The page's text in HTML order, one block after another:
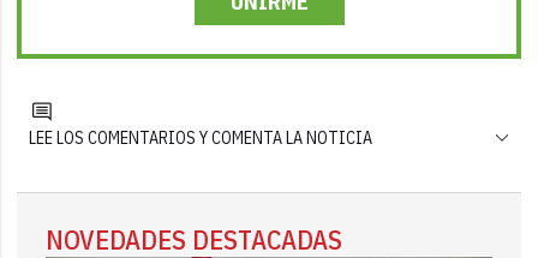
LEE LOS COMENTARIOS Y COMENTA LA NOTICIA
NOVEDADES DESTACADAS